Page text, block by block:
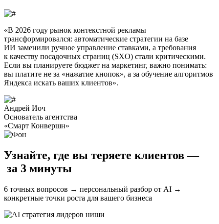
«В 2026 году рынок контекстной рекламы
трансформировался: автоматические стратегии на базе
ИИ заменили ручное управление ставками, а требования
к качеству посадочных страниц (SXO) стали критическими.
Если вы планируете бюджет на маркетинг, важно понимать:
вы платите не за «нажатие кнопок», а за обучение алгоритмов
Яндекса искать ваших клиентов».
Андрей Иоч
Основатель агентства
«Смарт Конвершн»
Узнайте, где вы теряете клиентов —
за 3 минуты
6 точных вопросов → персональный разбор от AI →
конкретные точки роста для вашего бизнеса